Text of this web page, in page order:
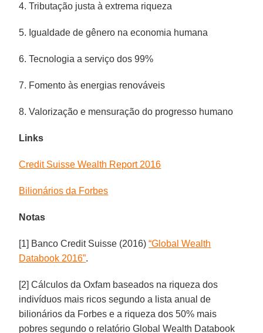
4. Tributação justa à extrema riqueza
5. Igualdade de gênero na economia humana
6. Tecnologia a serviço dos 99%
7. Fomento às energias renováveis
8. Valorização e mensuração do progresso humano
Links
Credit Suisse Wealth Report 2016
Bilionários da Forbes
Notas
[1] Banco Credit Suisse (2016)“Global Wealth
Databook 2016”.
[2] Cálculos da Oxfam baseados na riqueza dos
indivíduos mais ricos segundo a lista anual de
bilionários da Forbes e a riqueza dos 50% mais
pobres segundo o relatório Global Wealth Databook